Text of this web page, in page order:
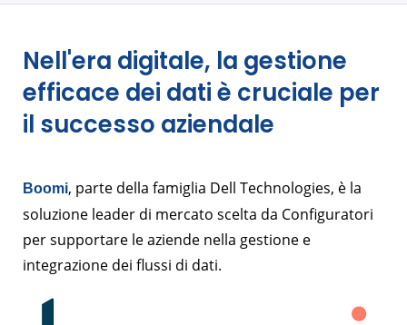
Nell'era digitale, la gestione
efficace dei dati è cruciale per
il successo aziendale
Boomi, parte della famiglia Dell Technologies, è la
soluzione leader di mercato scelta da Configuratori
per supportare le aziende nella gestione e
integrazione dei flussi di dati.